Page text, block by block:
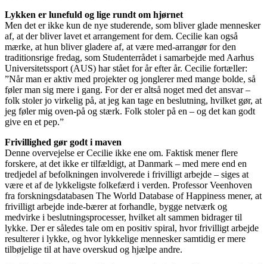
Lykken er lunefuld og lige rundt om hjørnet
Men det er ikke kun de nye studerende, som bliver glade mennesker
af, at der bliver lavet et arrangement for dem. Cecilie kan også
mærke, at hun bliver gladere af, at være med-arrangør for den
traditionsrige fredag, som Studenterrådet i samarbejde med Aarhus
Universitetssport (AUS) har stået for år efter år. Cecilie fortæller:
”Når man er aktiv med projekter og jonglerer med mange bolde, så
føler man sig mere i gang. For der er altså noget med det ansvar –
folk stoler jo virkelig på, at jeg kan tage en beslutning, hvilket gør, at
jeg føler mig oven-på og stærk. Folk stoler på en – og det kan godt
give en et pep.”
Frivillighed gør godt i maven
Denne overvejelse er Cecilie ikke ene om. Faktisk mener flere
forskere, at det ikke er tilfældigt, at Danmark – med mere end en
tredjedel af befolkningen involverede i frivilligt arbejde – siges at
være et af de lykkeligste folkefærd i verden. Professor Veenhoven
fra forskningsdatabasen The World Database of Happiness mener, at
frivilligt arbejde inde-bærer at forhandle, bygge netværk og
medvirke i beslutningsprocesser, hvilket alt sammen bidrager til
lykke. Der er således tale om en positiv spiral, hvor frivilligt arbejde
resulterer i lykke, og hvor lykkelige mennesker samtidig er mere
tilbøjelige til at have overskud og hjælpe andre.